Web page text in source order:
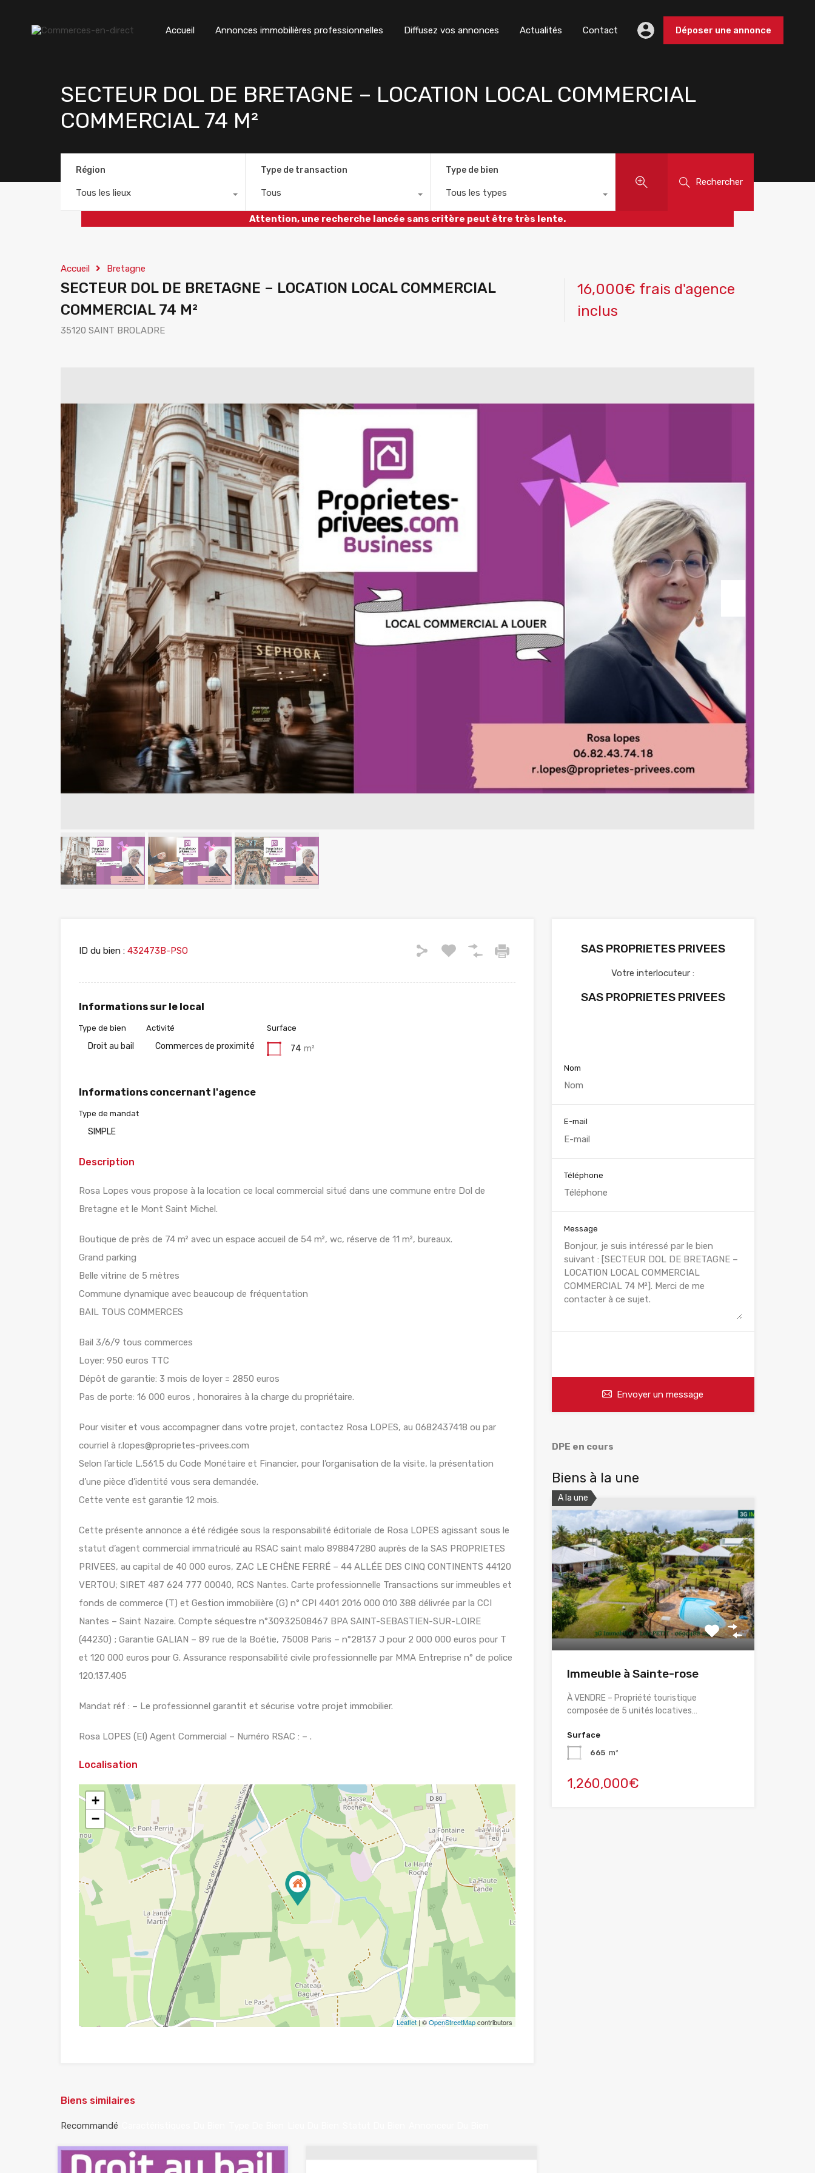
Accueil Annonces immobilières professionnelles Diffusez vos annonces Actualités Contact Déposer une annonce
SECTEUR DOL DE BRETAGNE – LOCATION LOCAL COMMERCIAL
COMMERCIAL 74 M²
Région
Tous les lieux
Type de transaction
Tous
Type de bien
Tous les types
Rechercher
Attention, une recherche lancée sans critère peut être très lente.
Accueil Bretagne
SECTEUR DOL DE BRETAGNE – LOCATION LOCAL COMMERCIAL
COMMERCIAL 74 M²
35120 SAINT BROLADRE
16,000€ frais d'agence
inclus
ID du bien : 432473B-PSO
Informations sur le local
Type de bien
Droit au bail
Activité
Commerces de proximité
Surface
74 m²
Informations concernant l'agence
Type de mandat
SIMPLE
Description
Rosa Lopes vous propose à la location ce local commercial situé dans une commune entre Dol de
Bretagne et le Mont Saint Michel.
Boutique de près de 74 m² avec un espace accueil de 54 m², wc, réserve de 11 m², bureaux.
Grand parking
Belle vitrine de 5 mètres
Commune dynamique avec beaucoup de fréquentation
BAIL TOUS COMMERCES
Bail 3/6/9 tous commerces
Loyer: 950 euros TTC
Dépôt de garantie: 3 mois de loyer = 2850 euros
Pas de porte: 16 000 euros , honoraires à la charge du propriétaire.
Pour visiter et vous accompagner dans votre projet, contactez Rosa LOPES, au 0682437418 ou par
courriel à r.lopes@proprietes-privees.com
Selon l’article L.561.5 du Code Monétaire et Financier, pour l’organisation de la visite, la présentation
d’une pièce d’identité vous sera demandée.
Cette vente est garantie 12 mois.
Cette présente annonce a été rédigée sous la responsabilité éditoriale de Rosa LOPES agissant sous le
statut d’agent commercial immatriculé au RSAC saint malo 898847280 auprès de la SAS PROPRIETES
PRIVEES, au capital de 40 000 euros, ZAC LE CHÊNE FERRÉ – 44 ALLÉE DES CINQ CONTINENTS 44120
VERTOU; SIRET 487 624 777 00040, RCS Nantes. Carte professionnelle Transactions sur immeubles et
fonds de commerce (T) et Gestion immobilière (G) n° CPI 4401 2016 000 010 388 délivrée par la CCI
Nantes – Saint Nazaire. Compte séquestre n°30932508467 BPA SAINT-SEBASTIEN-SUR-LOIRE
(44230) ; Garantie GALIAN – 89 rue de la Boétie, 75008 Paris – n°28137 J pour 2 000 000 euros pour T
et 120 000 euros pour G. Assurance responsabilité civile professionnelle par MMA Entreprise n° de police
120.137.405
Mandat réf : – Le professionnel garantit et sécurise votre projet immobilier.
Rosa LOPES (EI) Agent Commercial – Numéro RSAC : – .
Localisation
+
−
Leaflet| ©OpenStreetMapcontributors
Biens similaires
Recommandé
SAS PROPRIETES PRIVEES
Votre interlocuteur :
SAS PROPRIETES PRIVEES
Nom
E-mail
Téléphone
Message
Envoyer un message
DPE en cours
Biens à la une
A la une
Immeuble à Sainte-rose
À VENDRE – Propriété touristique
composée de 5 unités locatives…
Surface
665 m²
1,260,000€